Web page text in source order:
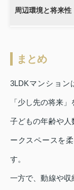
周辺環境と将来性
まとめ
3LDKマンション
「少し先の将来
子どもの年齢や人
ークスペースを
す。
一方で、動線や